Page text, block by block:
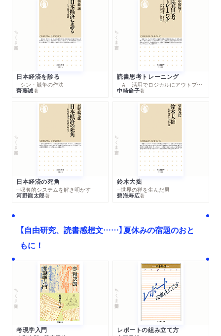
ちくま新書
日本経済を診る
─シン・競争の作法
齊藤誠著
ちくま新書
読書思考トレーニング
─ＡＩ活用でロジカルにアウトプットする技法
中崎倫子著
ちくま新書
日本経済の死角
─収奪的システムを解き明かす
河野龍太郎著
ちくま新書
鈴木大拙
─世界の禅を生んだ男
碧海寿広著
【自由研究、読書感想文……】夏休みの宿題のおと
もに！
ちくま文庫
考現学入門
ちくま学芸文庫
レポートの組み立て方